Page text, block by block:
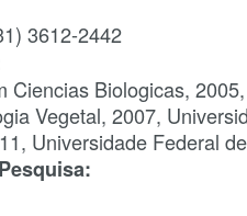
3612-2442
Ciencias Biologicas,
Vegetal, 2007,
Universidade Federal